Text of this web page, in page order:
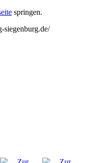
springen.
siegenburg.de/